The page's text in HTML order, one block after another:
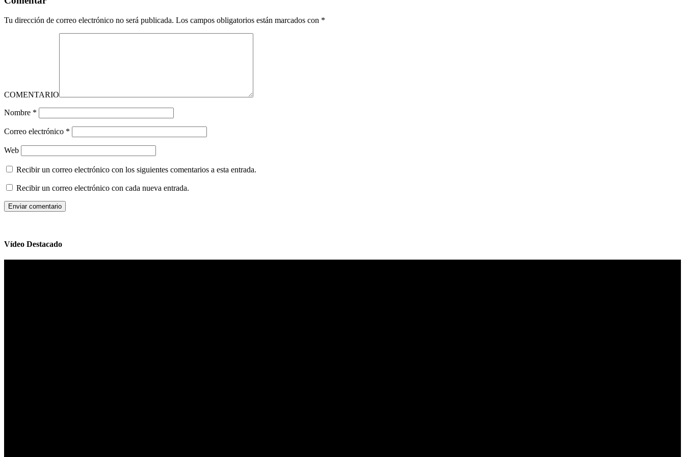
Tu dirección de correo electrónico no será publicada. Los campos obligatorios están marcados con *
COMENTARIO
Nombre *
Correo electrónico *
Web
Recibir un correo electrónico con los siguientes comentarios a esta entrada.
Recibir un correo electrónico con cada nueva entrada.
Vídeo Destacado